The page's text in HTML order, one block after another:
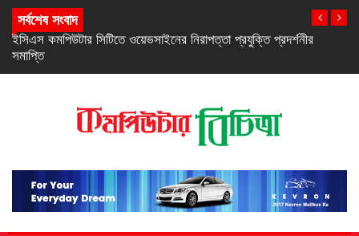
সর্বশেষ সংবাদ
নিরবচ্ছিন্ন পাওয়ার নিশ্চিতে রিয়েলমির নতুন সি-সিরিজ স্মার্টফোন